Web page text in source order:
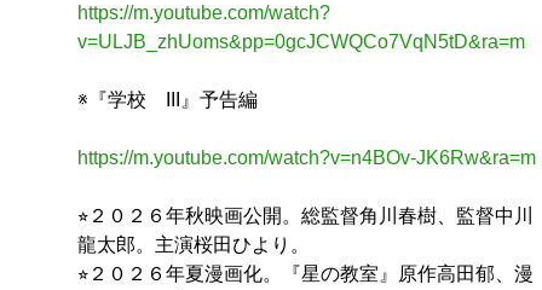
https://m.youtube.com/watch?
v=ULJB_zhUoms&pp=0gcJCWQCo7VqN5tD&ra=m
※『学校 III』予告編
https://m.youtube.com/watch?v=n4BOv-JK6Rw&ra=m
⭐︎２０２６年秋映画公開。総監督角川春樹、監督中川
龍太郎。主演桜田ひより。
⭐︎２０２６年夏漫画化。『星の教室』原作高田郁、漫